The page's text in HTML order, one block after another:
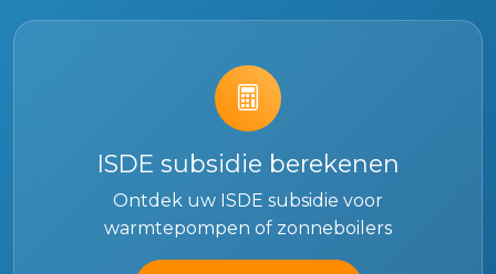
ISDE subsidie berekenen
Ontdek uw ISDE subsidie voor
warmtepompen of zonneboilers